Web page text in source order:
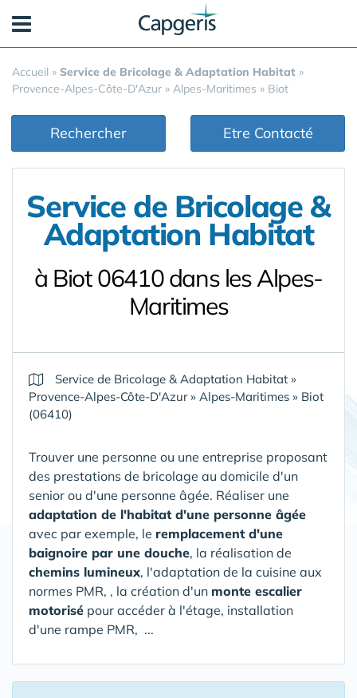
Accueil » Service de Bricolage & Adaptation Habitat »
Provence-Alpes-Côte-D'Azur » Alpes-Maritimes » Biot
Rechercher Etre Contacté
Service de Bricolage &
Adaptation Habitat
à Biot 06410 dans les Alpes-
Maritimes
Service de Bricolage & Adaptation Habitat »
Provence-Alpes-Côte-D'Azur» Alpes-Maritimes » Biot
(06410)
Trouver une personne ou une entreprise proposant
des prestations de bricolage au domicile d'un
senior ou d'une personne âgée. Réaliser une
adaptation de l'habitat d'une personne âgée
avec par exemple, le remplacement d'une
baignoire par une douche, la réalisation de
chemins lumineux, l'adaptation de la cuisine aux
normes PMR, , la création d'un monte escalier
motorisé pour accéder à l'étage, installation
d'une rampe PMR, ...